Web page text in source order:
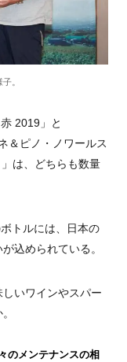
。
2019」と
＆ピノ・ノワールス
は、どちらも数量
トルには、日本の
込められている。
いワインやスパー
のメンテナンスの相